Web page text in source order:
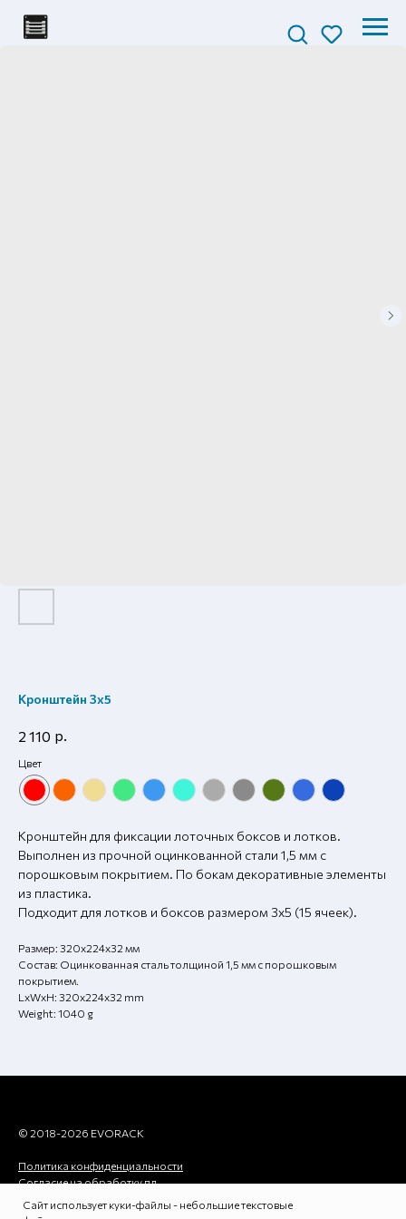
Кронштейн 3х5
2 110 р.
Цвет
Кронштейн для фиксации лоточных боксов и лотков.
Выполнен из прочной оцинкованной стали 1,5 мм с
порошковым покрытием. По бокам декоративные элементы
из пластика.
Подходит для лотков и боксов размером 3х5 (15 ячеек).
Размер: 320х224х32 мм
Состав: Оцинкованная сталь толщиной 1,5 мм с порошковым
покрытием.
LxWxH: 320x224x32 mm
Weight: 1040 g
© 2018-2026 EVORACK
Политика конфиденциальности
Согласие на обработку пд
Политика копирования
Сайт использует куки-файлы - небольшие текстовые